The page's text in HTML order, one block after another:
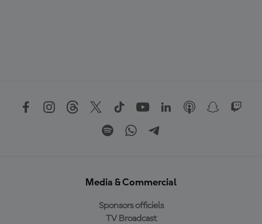
Media & Commercial
Sponsors officiels
TV Broadcast